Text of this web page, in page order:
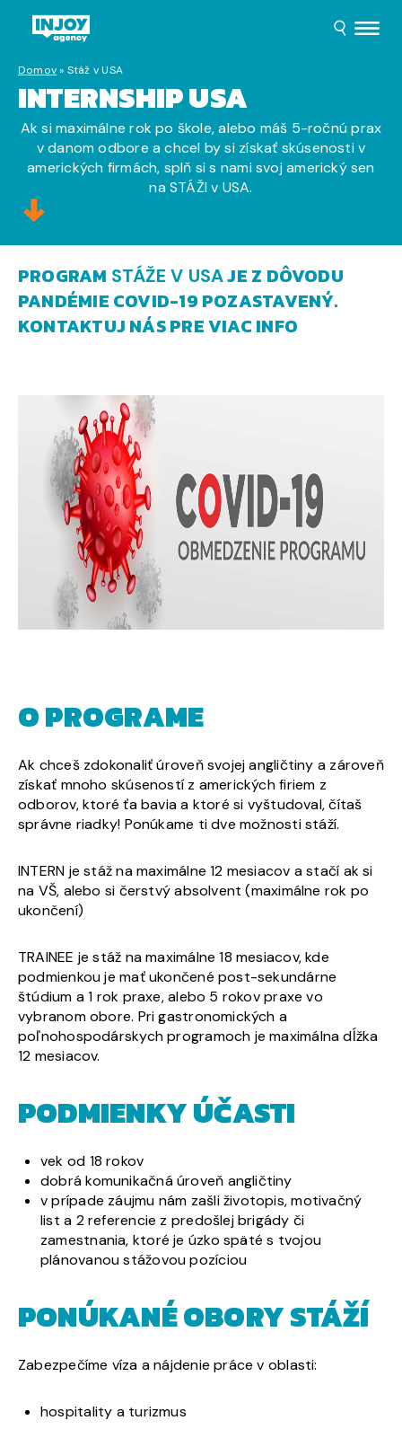
Domov» Stáž v USA
INTERNSHIP USA
Ak si maximálne rok po škole, alebo máš 5-ročnú prax
v danom odbore a chcel by si získať skúsenosti v
amerických firmách, splň si s nami svoj americký sen
na STÁŽI v USA.
PROGRAM STÁŽE V USAJE Z DÔVODU
PANDÉMIE COVID-19 POZASTAVENÝ.
KONTAKTUJ NÁS PRE VIAC INFO
O PROGRAME
Ak chceš zdokonaliť úroveň svojej angličtiny a zároveň
získať mnoho skúseností z amerických firiem z
odborov, ktoré ťa bavia a ktoré si vyštudoval, čítaš
správne riadky! Ponúkame ti dve možnosti stáží.
INTERN je stáž na maximálne 12 mesiacov a stačí ak si
na VŠ, alebo si čerstvý absolvent (maximálne rok po
ukončení)
TRAINEE je stáž na maximálne 18 mesiacov, kde
podmienkou je mať ukončené post-sekundárne
štúdium a 1 rok praxe, alebo 5 rokov praxe vo
vybranom obore. Pri gastronomických a
poľnohospodárskych programoch je maximálna dĺžka
12 mesiacov.
PODMIENKY ÚČASTI
vek od 18 rokov
dobrá komunikačná úroveň angličtiny
v prípade záujmu nám zašli životopis, motivačný
list a 2 referencie z predošlej brigády či
zamestnania, ktoré je úzko späté s tvojou
plánovanou stážovou pozíciou
PONÚKANÉ OBORY STÁŽÍ
Zabezpečíme víza a nájdenie práce v oblasti:
hospitality a turizmus